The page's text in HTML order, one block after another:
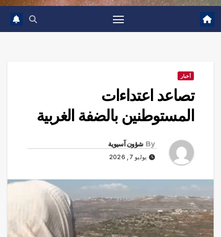
أخبار
تصاعد اعتداءات
المستوطنين بالضفة الغربية
By شؤون آسيوية
يوليو 7, 2026